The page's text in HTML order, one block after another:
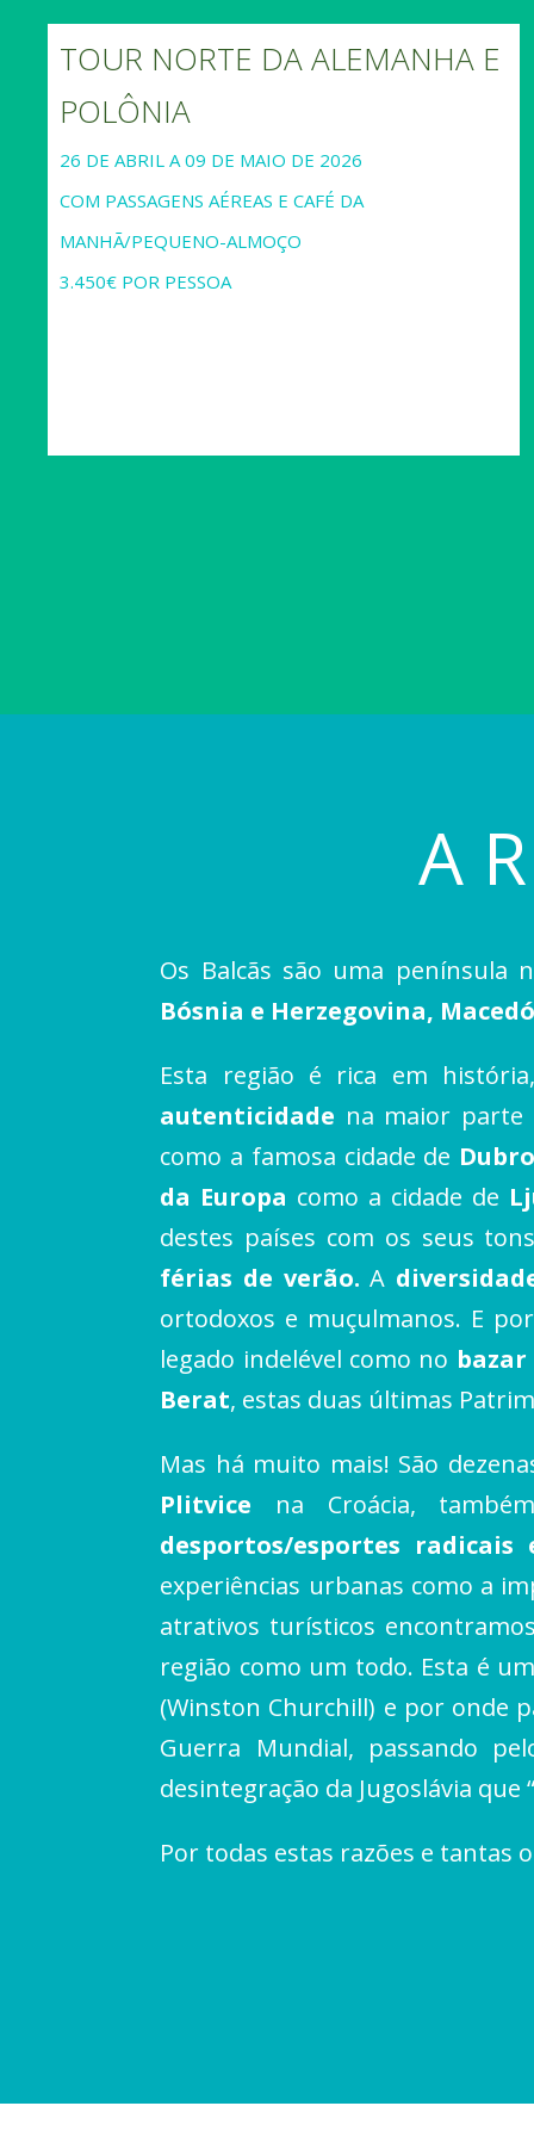
TOUR NORTE DA ALEMANHA E
POLÔNIA
26 DE ABRIL A 09 DE MAIO DE 2026
COM PASSAGENS AÉREAS E CAFÉ DA
MANHÃ/PEQUENO-ALMOÇO
3.450€ POR PESSOA
A
Os Balcãs são uma península
Bósnia e Herzegovina,
Esta região é rica em
autenticidade na maior parte
como a famosa cidade de
da Europa como a cidade de
destes países com os seus
férias de verão.A
ortodoxos e muçulmanos. E
legado indelével como no
Berat, estas duas últimas
Mas há muito mais! São
Plitvice na Croácia,
desportos/esportes
experiências urbanas como a
atrativos turísticos
região como um todo. Esta é
(Winston Churchill) e por onde
Guerra Mundial, passando
desintegração da Jugoslávia que
Por todas estas razões e tantas